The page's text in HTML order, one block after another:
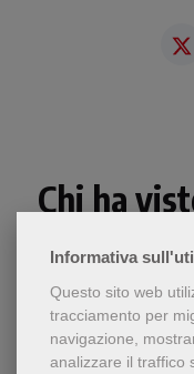
Informativa
Questo sito web
tracciamento per
navigazione,
analizzare il traffico
Chi ha